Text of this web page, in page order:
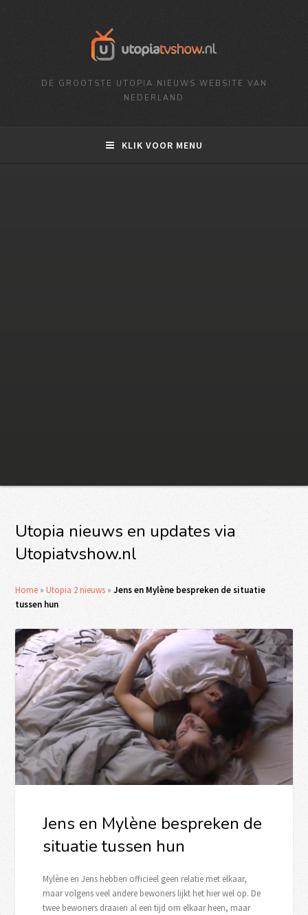
DE GROOTSTE UTOPIA NIEUWS WEBSITE VAN
NEDERLAND
KLIK VOOR MENU
Utopia nieuws en updates via
Utopiatvshow.nl
Home »Utopia 2 nieuws »Jens en Mylène bespreken de situatie
tussen hun
Jens en Mylène bespreken de
situatie tussen hun
Mylène en Jens hebben officieel geen relatie met elkaar,
maar volgens veel andere bewoners lijkt het hier wel op. De
twee bewoners draaien al een tijd om elkaar heen, maar